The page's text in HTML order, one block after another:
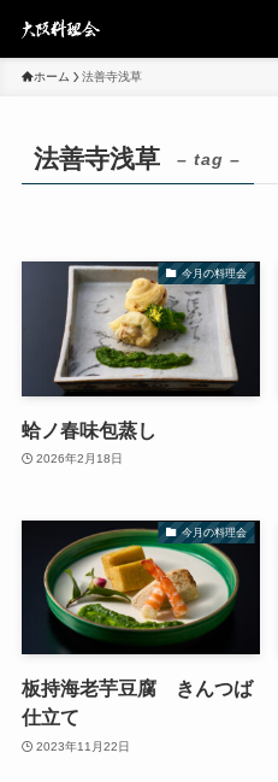
ホーム 法善寺浅草
法善寺浅草 – tag –
今月の料理会
蛤ノ春味包蒸し
2026年2月18日
今月の料理会
板持海老芋豆腐 きんつば
仕立て
2023年11月22日